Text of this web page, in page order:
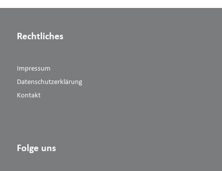
Rechtliches
Impressum
Datenschutzerklärung
Kontakt
Folge uns